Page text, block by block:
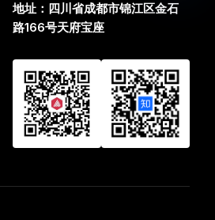
地址：四川省成都市锦江区金石
路166号天府宝座